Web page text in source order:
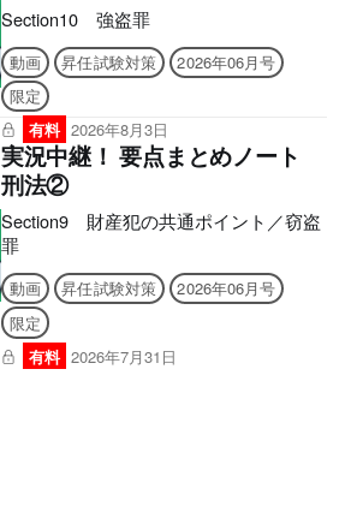
Section10 強盗罪
動画 昇任試験対策
2026年06月号
限定
有料 2026年8月3日
実況中継！ 要点まとめノート
刑法②
Section9 財産犯の共通ポイント／窃盗
罪
動画 昇任試験対策
2026年06月号
限定
有料 2026年7月31日